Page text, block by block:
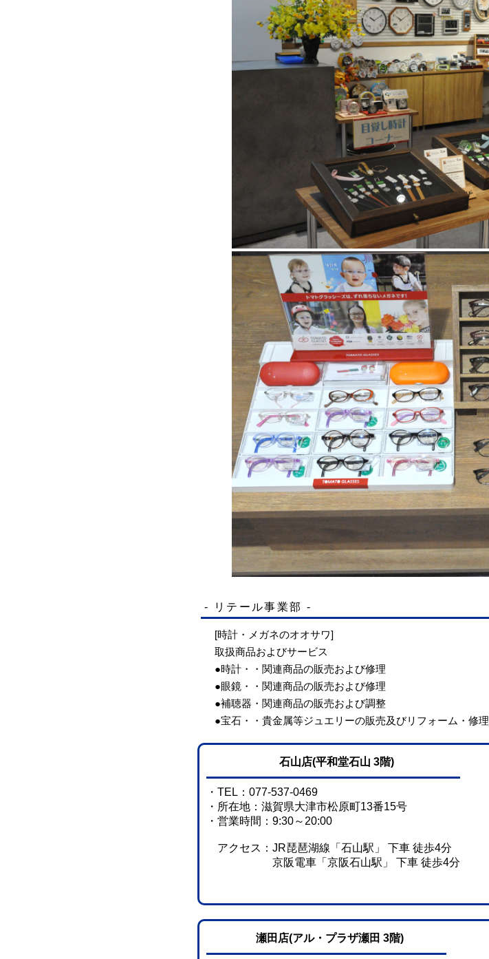
- リテール事業部 -
[時計・メガネのオオサワ]
取扱商品およびサービス
●時計・・関連商品の販売および修理
●眼鏡・・関連商品の販売および修理
●補聴器・関連商品の販売および調整
●宝石・・貴金属等ジュエリーの販売及びリフォーム・修理
石山店(平和堂石山 3階)
・TEL：077-537-0469
・所在地：滋賀県大津市松原町13番15号
・営業時間：9:30～20:00
アクセス：JR琵琶湖線「石山駅」 下車 徒歩4分
京阪電車「京阪石山駅」 下車 徒歩4分
瀬田店(アル・プラザ瀬田 3階)